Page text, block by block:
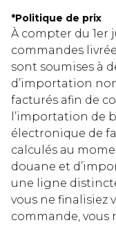
*Politique de prix
À compter du 1er
commandes
sont soumises à
d’importation
facturés afin de
l’importation de
électronique de
calculés au
douane et
une ligne
vous ne finalisiez
commande, vous